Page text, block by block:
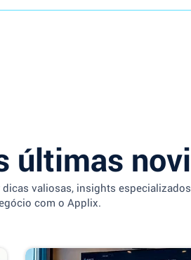
últimas
valiosas, insights
com o Applix.